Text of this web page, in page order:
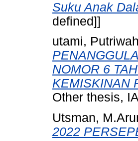
Suku Anak
defined]]
utami,
NOMOR 6
KEMISKINAN
Other thesis,
Utsman,
2022